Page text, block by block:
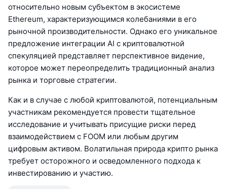
относительно новым субъектом в экосистеме
Ethereum, характеризующимся колебаниями в его
рыночной производительности. Однако его уникальное
предложение интеграции AI с криптовалютной
спекуляцией представляет перспективное видение,
которое может переопределить традиционный анализ
рынка и торговые стратегии.
Как и в случае с любой криптовалютой, потенциальным
участникам рекомендуется провести тщательное
исследование и учитывать присущие риски перед
взаимодействием с FOOM или любым другим
цифровым активом. Волатильная природа крипто рынка
требует осторожного и осведомленного подхода к
инвестированию и участию.